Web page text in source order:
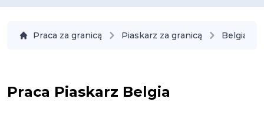
Praca za granicą Piaskarz za granicą Belgia
Praca Piaskarz Belgia